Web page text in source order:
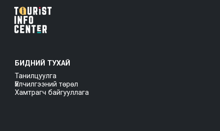
БИДНИЙ ТУХАЙ
Танилцуулга
Үйлчилгээний төрөл
Хамтрагч байгууллага